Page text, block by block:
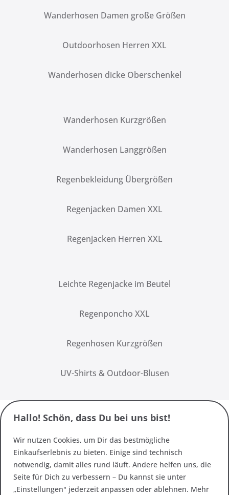
Wanderhosen Damen große Größen
Outdoorhosen Herren XXL
Wanderhosen dicke Oberschenkel
Wanderhosen Kurzgrößen
Wanderhosen Langgrößen
Regenbekleidung Übergrößen
Regenjacken Damen XXL
Regenjacken Herren XXL
Leichte Regenjacke im Beutel
Regenponcho XXL
Regenhosen Kurzgrößen
UV-Shirts & Outdoor-Blusen
Hallo! Schön, dass Du bei uns bist!
Wir nutzen Cookies, um Dir das bestmögliche
Einkaufserlebnis zu bieten. Einige sind technisch
notwendig, damit alles rund läuft. Andere helfen uns, die
Seite für Dich zu verbessern – Du kannst sie unter
„Einstellungen" jederzeit anpassen oder ablehnen. Mehr